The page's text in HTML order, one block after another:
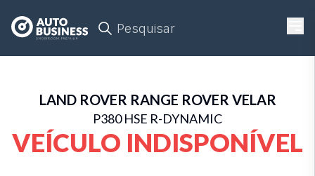
Pesquisar
LAND ROVER RANGE ROVER VELAR
P380 HSE R-DYNAMIC
VEÍCULO INDISPONÍVEL